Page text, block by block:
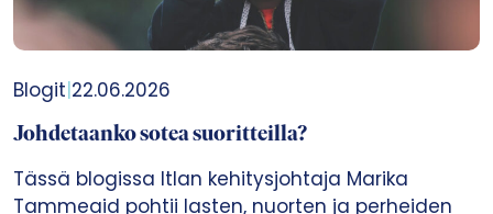
Blogit|22.06.2026
Johdetaanko sotea suoritteilla?
Tässä blogissa Itlan kehitysjohtaja Marika
Tammeaid pohtii lasten, nuorten ja perheiden